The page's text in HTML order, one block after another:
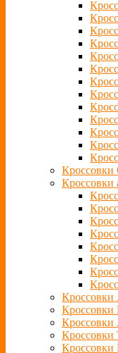
Кроссовки
Кроссовки
Кроссовки
Кроссовки
Кроссовки
Кроссовки